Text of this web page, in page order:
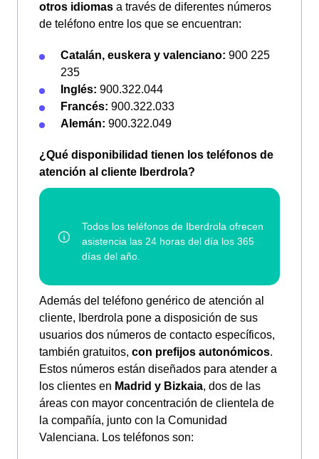
otros idiomas a través de diferentes números
de teléfono entre los que se encuentran:
Catalán, euskera y valenciano: 900 225
235
Inglés: 900.322.044
Francés: 900.322.033
Alemán: 900.322.049
¿Qué disponibilidad tienen los teléfonos de
atención al cliente Iberdrola?
Además del teléfono genérico de atención al
cliente, Iberdrola pone a disposición de sus
usuarios dos números de contacto específicos,
también gratuitos, con prefijos autonómicos.
Estos números están diseñados para atender a
los clientes en Madrid y Bizkaia, dos de las
áreas con mayor concentración de clientela de
la compañía, junto con la Comunidad
Valenciana. Los teléfonos son: